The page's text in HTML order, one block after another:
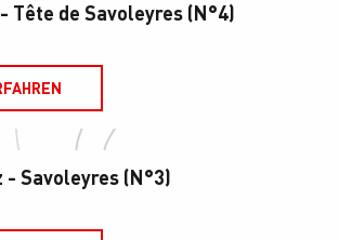
Tête de Savoleyres (N°4)
- Savoleyres (N°3)